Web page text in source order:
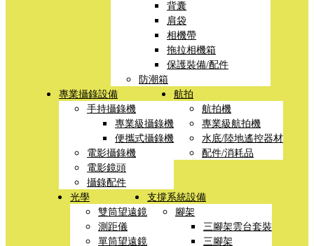
背囊
肩袋
相機帶
拖拉相機箱
保護裝備/配件
防潮箱
專業攝錄設備
手持攝錄機
專業級攝錄機
便攜式攝錄機
電影攝錄機
電影鏡頭
攝錄配件
航拍
航拍機
專業級航拍機
水底/陸地遙控器材
配件/消耗品
光學
雙筒望遠鏡
測距儀
單筒望遠鏡
支撐系統設備
腳架
三腳架雲台套裝
三腳架